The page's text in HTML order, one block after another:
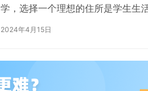
学，选择一个理想的住所是学生生
学（以下简称利兹贝大）作为英国
2024年4月15日